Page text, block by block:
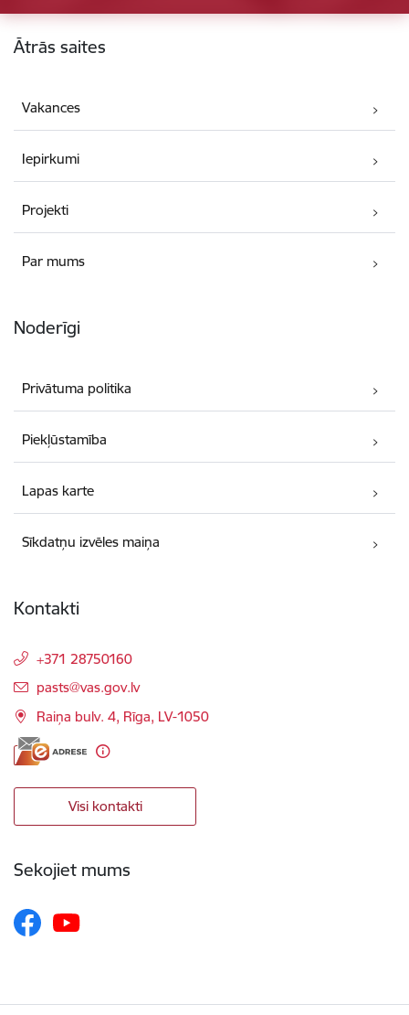
Kājene
Ātrās saites
Vakances
Iepirkumi
Projekti
Par mums
Noderīgi
Privātuma politika
Piekļūstamība
Lapas karte
Sīkdatņu izvēles maiņa
Kontakti
+371 28750160
E-pasts:
pasts@vas.gov.lv
Raiņa bulv. 4, Rīga, LV-1050
Visi kontakti
Sekojiet mums